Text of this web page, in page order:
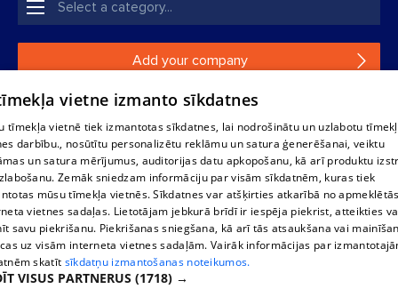
Add your company
If your company is not in our database, please fill in a
Reproduction, or distribution of 1188 database, its parts or the
information contained in the database, or parts of information in
any form is strictly prohibited. Also automatic download is
prohibited. Reproduction of any material published on the
website 1188 is strictly forbidden without the editorial license of
1188 website.
vietne izmanto sīkdatnes
tīmekļa vietnē tiek izmantotas sīkdatnes, lai nodrošinātu un uzlabotu
darbību., nosūtītu personalizētu reklāmu un satura ģenerēšanai, veiktu
un satura mērījumus, auditorijas datu apkopošanu, kā arī produktu
Zemāk sniedzam informāciju par visām sīkdatnēm, kuras tiek
mūsu tīmekļa vietnēs. Sīkdatnes var atšķirties atkarībā no
vietnes sadaļas. Lietotājam jebkurā brīdī ir iespēja piekrist, atteikties
savu piekrišanu. Piekrišanas sniegšana, kā arī tās atsaukšana vai
uz visām interneta vietnes sadaļām. Vairāk informācijas par
skatīt sīkdatņu izmantošanas noteikumos.
VISUS PARTNERUS (1718) →